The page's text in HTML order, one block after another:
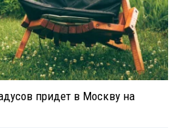
придет в Москву на